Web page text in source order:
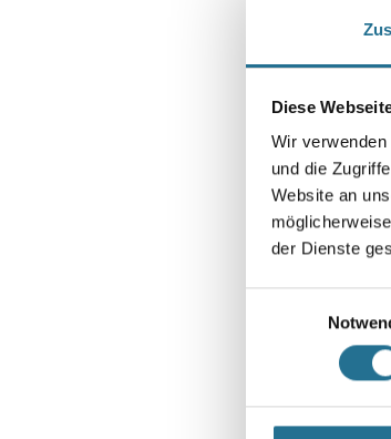
Diese
Wir
und die
Website an
der Dienste